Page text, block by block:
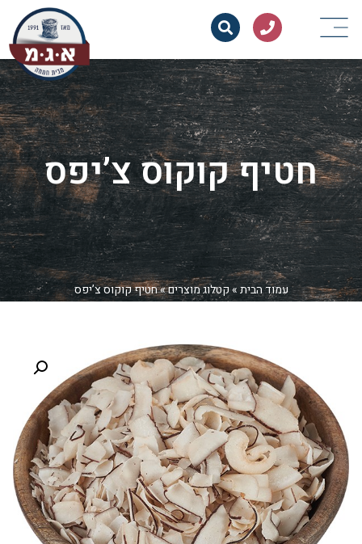
חטיף קוקוס צ’יפס
עמוד הבית»קטלוג מוצרים»חטיף קוקוס צ’יפס